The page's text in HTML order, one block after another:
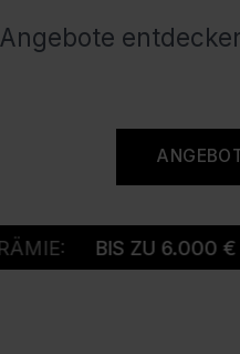
Angebote
BIS ZU 6.000 €